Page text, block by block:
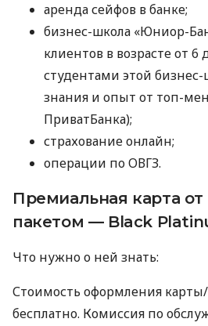
аренда сейфов в банке;
бизнес-школа «Юниор-
клиентов в возрасте от 6
студентами этой
знания и опыт от топ-
ПриватБанка);
страхование онлайн;
операции по ОВГЗ.
Премиальная карта
пакетом — Black
Что нужно о ней знать:
Стоимость оформления
бесплатно. Комиссия по